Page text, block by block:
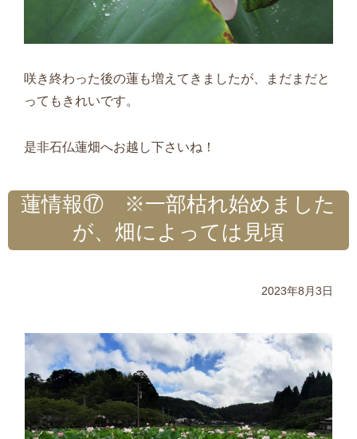
咲き終わった後の蓮も増えてきましたが、まだまだと
ってもきれいです。
是非石仏蓮畑へお越し下さいね！
蓮情報⑰ ※一部枯れ始めました
が、畑によっては見頃
2023年8月3日